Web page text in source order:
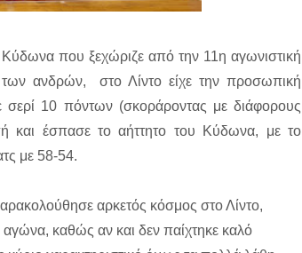
Κύδωνα που ξεχώριζε από την 11η αγωνιστική
ανδρών, στο Λίντο είχε την προσωπική
10 πόντων (σκοράροντας με διάφορους
και έσπασε το αήττητο του Κύδωνα, με το
με 58-54.
αρκετός κόσμος στο Λίντο,
αγώνα, καθώς αν και δεν παίχτηκε καλό